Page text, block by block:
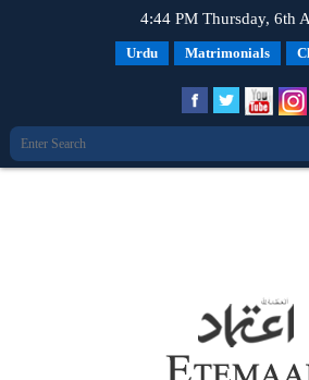
4:44 PM Thursday, 6th
Urdu Matrimonials